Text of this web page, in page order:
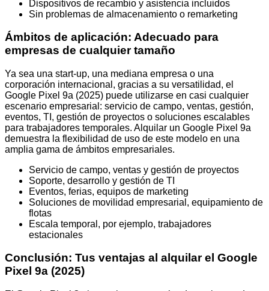
Dispositivos de recambio y asistencia incluidos
Sin problemas de almacenamiento o remarketing
Ámbitos de aplicación: Adecuado para
empresas de cualquier tamaño
Ya sea una start-up, una mediana empresa o una
corporación internacional, gracias a su versatilidad, el
Google Pixel 9a (2025) puede utilizarse en casi cualquier
escenario empresarial: servicio de campo, ventas, gestión,
eventos, TI, gestión de proyectos o soluciones escalables
para trabajadores temporales. Alquilar un Google Pixel 9a
demuestra la flexibilidad de uso de este modelo en una
amplia gama de ámbitos empresariales.
Servicio de campo, ventas y gestión de proyectos
Soporte, desarrollo y gestión de TI
Eventos, ferias, equipos de marketing
Soluciones de movilidad empresarial, equipamiento de
flotas
Escala temporal, por ejemplo, trabajadores
estacionales
Conclusión: Tus ventajas al alquilar el Google
Pixel 9a (2025)